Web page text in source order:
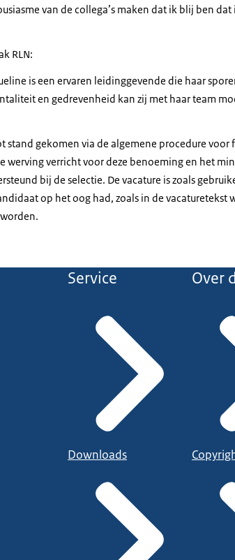
van de collega’s maken dat ik blij ben
RLN:
is een ervaren leidinggevende die haar
en gedrevenheid kan zij met haar team
stand gekomen via de algemene procedure voor
werving verricht voor deze benoeming en het
bij de selectie. De vacature is zoals
op het oog had, zoals in de vacaturetekst
Service
Downloads
Over